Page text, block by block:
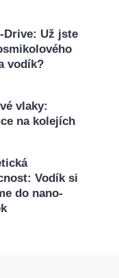
Drive: Už jste
vodík?
vlaky:
na kolejích
Vodík si
do nano-